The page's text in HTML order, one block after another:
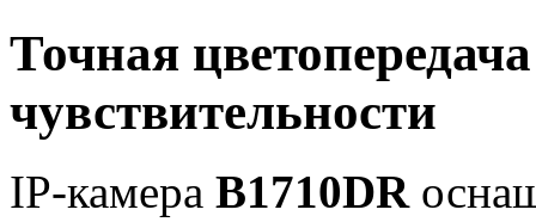
Точная
чувствительности
IP-камера B1710DR